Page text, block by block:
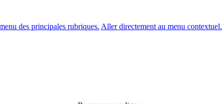
des principales rubriques. Aller directement au menu contextuel.